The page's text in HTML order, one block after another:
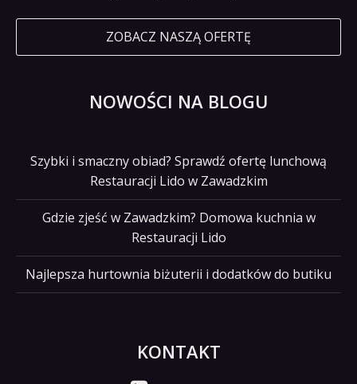
ZOBACZ NASZĄ OFERTĘ
NOWOŚCI NA BLOGU
Szybki i smaczny obiad? Sprawdź ofertę lunchową
Restauracji Lido w Zawadzkim
Gdzie zjeść w Zawadzkim? Domowa kuchnia w
Restauracji Lido
Najlepsza hurtownia biżuterii i dodatków do butiku
KONTAKT